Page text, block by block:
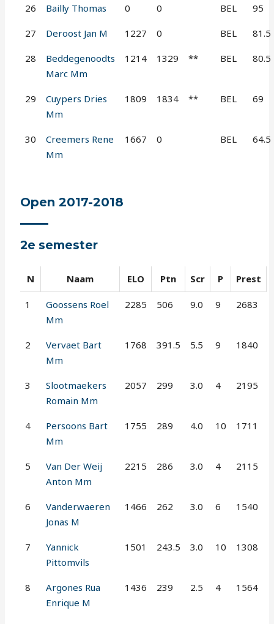
26 Bailly Thomas 0 0 BEL 95
27 Deroost Jan M 1227 0 BEL 81.5
28
Beddegenoodts
Marc Mm
1214 1329 ** BEL 80.5
29
Cuypers Dries
Mm
1809 1834 ** BEL 69
30
Creemers Rene
Mm
1667 0 BEL 64.5
Open 2017-2018
2e semester
N Naam ELO Ptn Scr P Prest
1
Goossens Roel
Mm
2285 506 9.0 9 2683
2
Vervaet Bart
Mm
1768 391.5 5.5 9 1840
3
Slootmaekers
Romain Mm
2057 299 3.0 4 2195
4
Persoons Bart
Mm
1755 289 4.0 10 1711
5
Van Der Weij
Anton Mm
2215 286 3.0 4 2115
6
Vanderwaeren
Jonas M
1466 262 3.0 6 1540
7
Yannick
Pittomvils
1501 243.5 3.0 10 1308
8
Argones Rua
Enrique M
1436 239 2.5 4 1564